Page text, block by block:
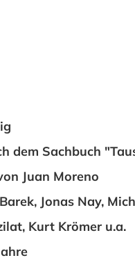
dem Sachbuch
Juan Moreno
Jonas Nay,
Kurt Krömer u.a.